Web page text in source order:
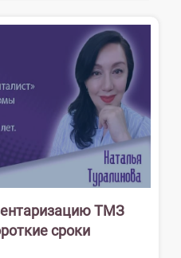
ТМЗ
сроки